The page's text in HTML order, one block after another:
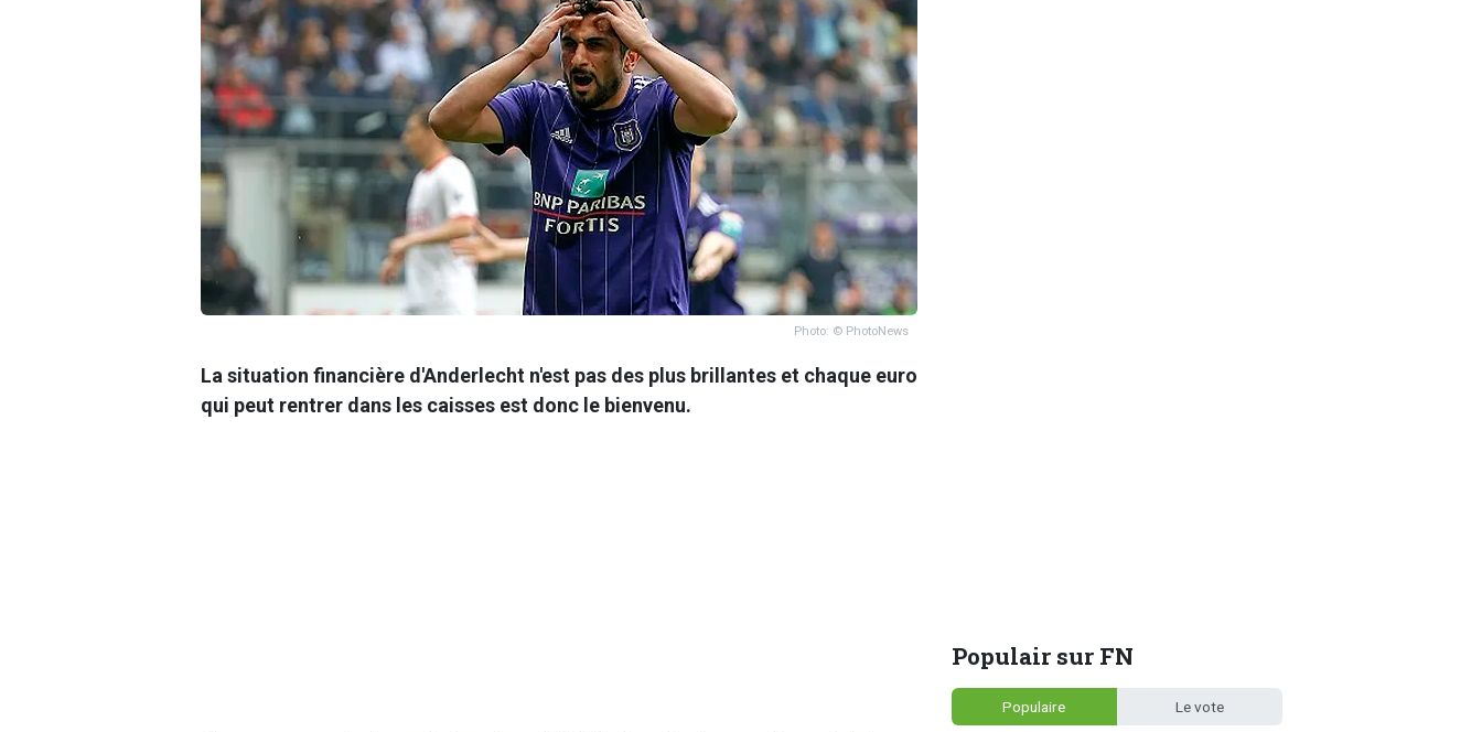
Photo: © PhotoNews
La situation financière d'Anderlecht n'est pas des plus brillantes et chaque euro
qui peut rentrer dans les caisses est donc le bienvenu.
Populair sur FN
Populaire Le vote